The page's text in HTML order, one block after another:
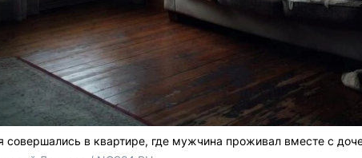
совершались в квартире, где мужчина проживал вместе с